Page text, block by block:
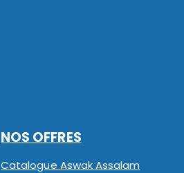
NOS OFFRES
Catalogue Aswak Assalam